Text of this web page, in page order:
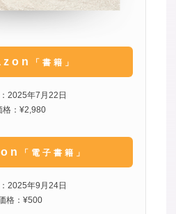
「書籍」
2025年7月22日
格：¥2,980
「電子書籍」
2025年9月24日
格：¥500